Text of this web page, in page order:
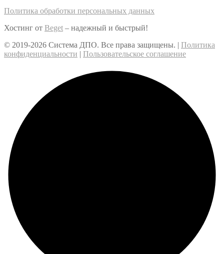
Политика обработки персональных данных
Хостинг от Beget – надежный и быстрый!
© 2019-2026 Система ДПО. Все права защищены. | Политика
конфиденциальности | Пользовательское соглашение